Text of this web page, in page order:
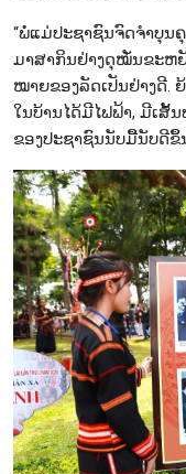
“ພໍ່​ແມ່​ປະ​ຊາ​ຊົນຈົດຈຳ​ບຸນ​
ມ​າ​ສາ​ກິນ​ຢ່າງດຸໝັ່ນຂະຫ
ໝາຍ​ຂອງ​ລັດ​ເປັນ​ຢ່າງ​ດີ.
ໃນ​ບ້ານ​ໄດ້​ມີໄຟຟ້າ, ມີ​ເສັ້
ຂອງ​ປະ​ຊາ​ຊົນ​ນັບ​ມື້​ນັບ​ດີ​ຂຶ້​